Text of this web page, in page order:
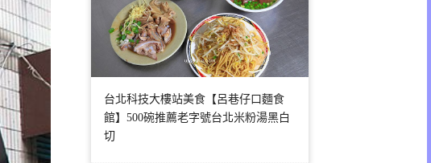
台北科技大樓站美食【呂巷仔口麵食
館】500碗推薦老字號台北米粉湯黑白
切